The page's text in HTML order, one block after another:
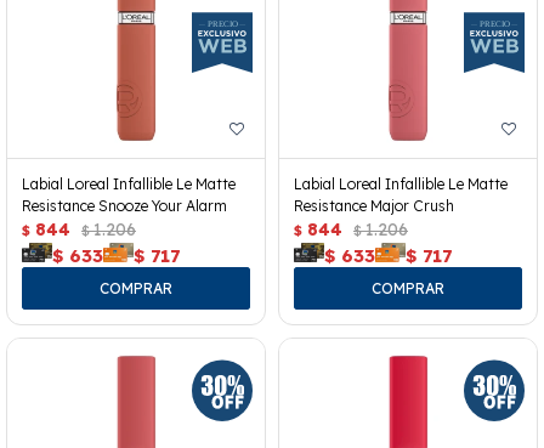
Labial Loreal Infallible Le Matte
Resistance Snooze Your Alarm
$ 844 $ 1.206
$ 633 $ 717
Labial Loreal Infallible Le Matte
Resistance Major Crush
$ 844 $ 1.206
$ 633 $ 717